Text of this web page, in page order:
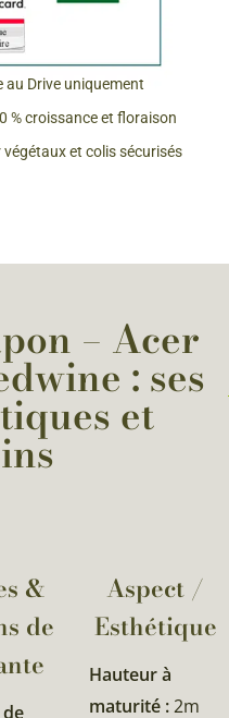
Drive uniquement
% croissance et floraison
et colis sécurisés
– Acer
: ses
et
&
de
Aspect /
Esthétique
Hauteur à
maturité :2m